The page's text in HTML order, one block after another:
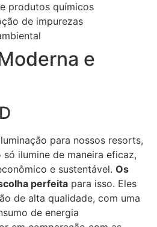
produtos químicos
de impurezas
e
para nossos resorts,
ilumine de maneira eficaz,
e sustentável. Os
perfeita para isso. Eles
de alta qualidade, com uma
de energia